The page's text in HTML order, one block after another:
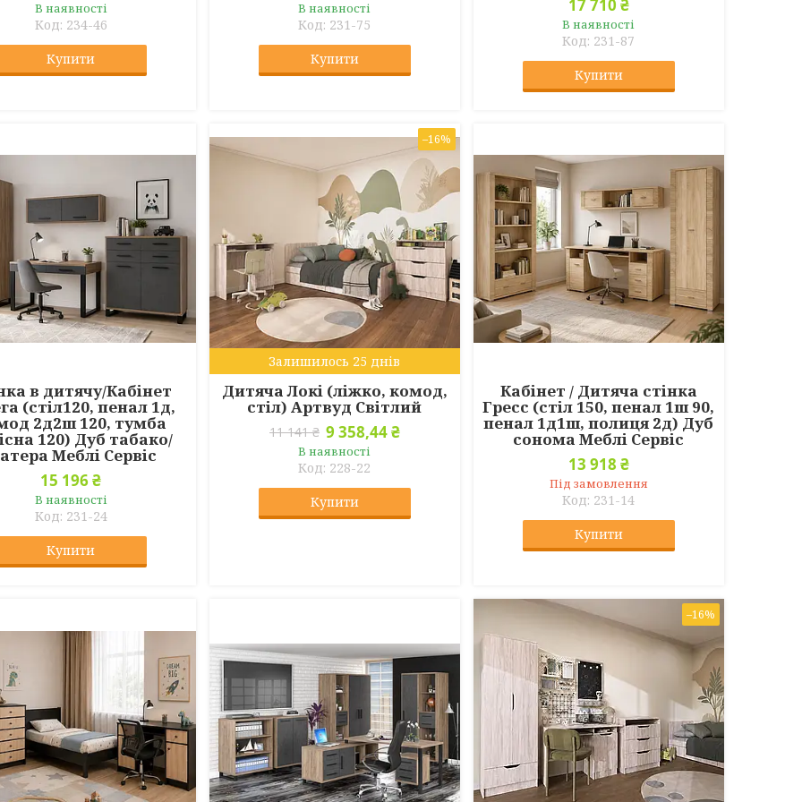
В наявності
234-46
Купити
В наявності
231-75
Купити
17 710 ₴
В наявності
231-87
Купити
в дитячу/Кабінет
(стіл120, пенал 1д,
2д2ш 120, тумба
120) Дуб табако/
Меблі Сервіс
15 196 ₴
В наявності
231-24
Купити
–16%
Залишилось 25 днів
Дитяча Локі (ліжко, комод,
стіл) Артвуд Світлий
11 141 ₴ 9 358,44 ₴
В наявності
228-22
Купити
Кабінет / Дитяча стінка
Гресс (стіл 150, пенал 1ш 90,
пенал 1д1ш, полиця 2д) Дуб
сонома Меблі Сервіс
13 918 ₴
Під замовлення
231-14
Купити
–16%